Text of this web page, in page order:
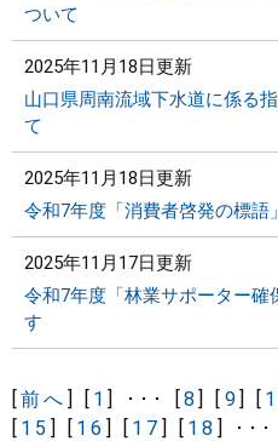
ついて
2025年11月18日更新
山口県周南流域下水道に係る
て
2025年11月18日更新
令和7年度「消費者啓発の標語
2025年11月17日更新
令和7年度「林業サポーター確
す
[前へ ] [ 1] ･･･ [8] [ 9] [
[ 15 ] [ 16 ] [ 17 ] [ 18 ] ･･